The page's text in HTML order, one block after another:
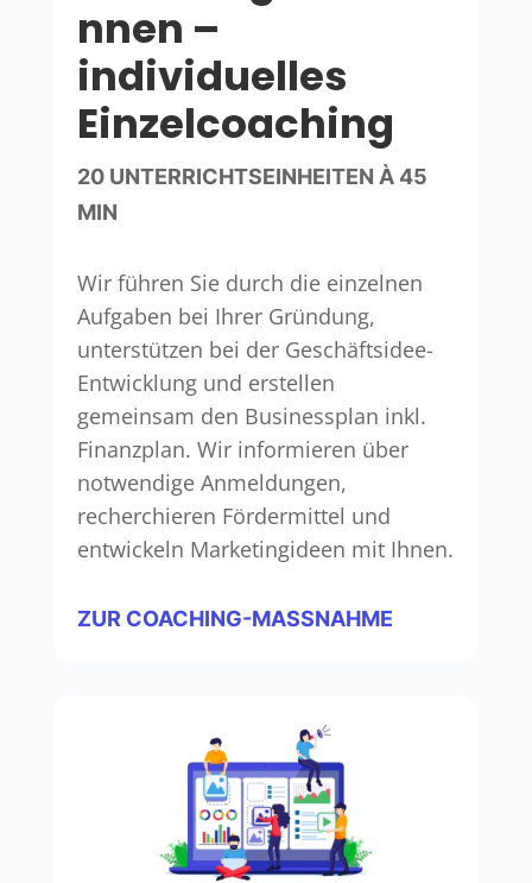
nnen –
individuelles
Einzelcoaching
20 UNTERRICHTSEINHEITEN À 45
MIN
Wir führen Sie durch die einzelnen
Aufgaben bei Ihrer Gründung,
unterstützen bei der Geschäftsidee-
Entwicklung und erstellen
gemeinsam den Businessplan inkl.
Finanzplan. Wir informieren über
notwendige Anmeldungen,
recherchieren Fördermittel und
entwickeln Marketingideen mit Ihnen.
ZUR COACHING-MASSNAHME